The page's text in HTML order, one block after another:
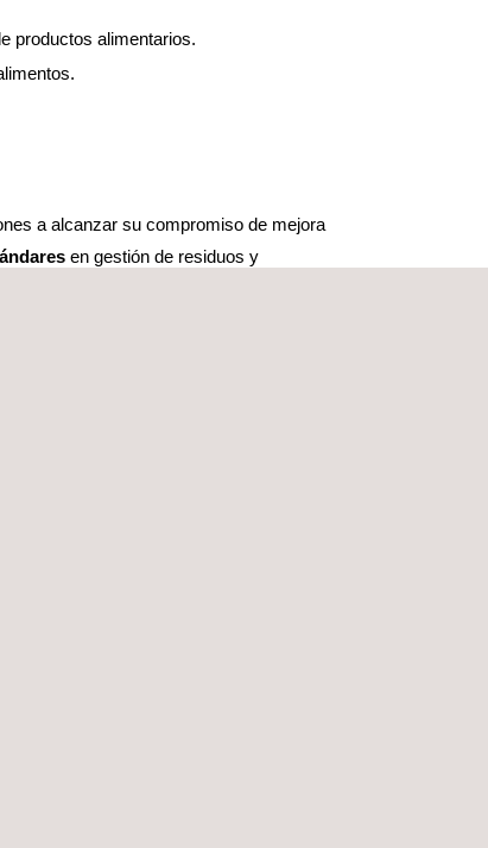
productos alimentarios.
a alcanzar su compromiso de mejora
en gestión de residuos y